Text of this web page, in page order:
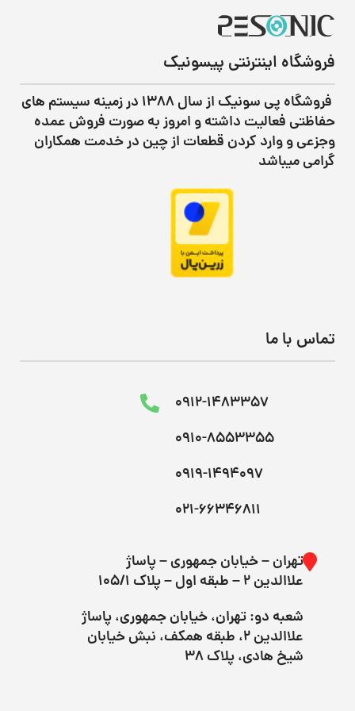
فروشگاه اینترنتی پیسونیک
فروشگاه پی سونیک از سال ۱۳۸۸ در زمینه سیستم های
حفاظتی فعالیت داشته و امروز به صورت فروش عمده
وجزعی و وارد کردن قطعات از چین در خدمت همکاران
گرامی میباشد
تماس با ما
0912-1483357
0910-8553355
0919-1494097
021-66346811
تهران – خیابان جمهوری – پاساژ
علاالدین ۲ – طبقه اول – پلاک 105/1
شعبه دو: تهران، خیابان جمهوری، پاساژ
علاالدین ۲، طبقه همکف، نبش خیابان
شیخ هادی، پلاک 38